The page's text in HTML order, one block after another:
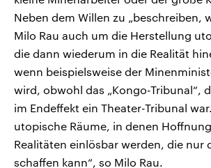
Neben dem Willen zu „beschreiben,
Milo Rau auch um die Herstellung
die dann wiederum in die Realität
wenn beispielsweise der
wird, obwohl das „Kongo-Tribunal“,
im Endeffekt ein Theater-Tribunal
utopische Räume, in denen
Realitäten einlösbar werden, die nur
schaffen kann“, so Milo Rau.